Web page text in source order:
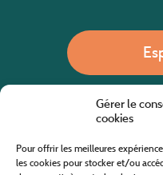
Gérer le
cookies
Pour offrir les meilleures
les cookies pour stocker et/ou